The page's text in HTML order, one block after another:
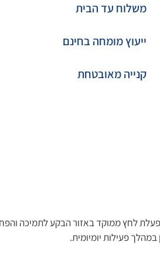
משלוח עד הבית
ייעוץ מומחה בחינם
קנייה מאובטחת
פעילות יומיומית.